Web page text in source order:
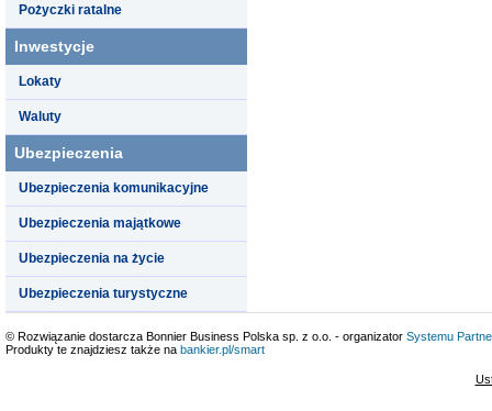
Pożyczki ratalne
Inwestycje
Lokaty
Waluty
Ubezpieczenia
Ubezpieczenia komunikacyjne
Ubezpieczenia majątkowe
Ubezpieczenia na życie
Ubezpieczenia turystyczne
© Rozwiązanie dostarcza Bonnier Business Polska sp. z o.o. - organizator Systemu
Produkty te znajdziesz także na bankier.pl/smart